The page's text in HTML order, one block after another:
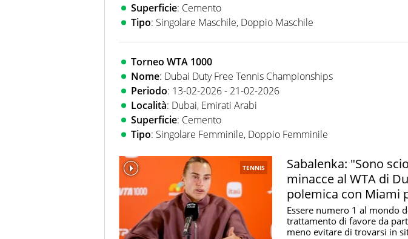
Superficie: Cemento
Tipo: Singolare Maschile, Doppio Maschile
Torneo WTA 1000
Nome: Dubai Duty Free Tennis Championships
Periodo: 13-02-2026 - 21-02-2026
Località: Dubai, Emirati Arabi
Superficie: Cemento
Tipo: Singolare Femminile, Doppio Femminile
TENNIS
Sabalenka: "Sono
minacce al WTA di
polemica con Miami
Alcaraz-Fonseca
Essere numero 1 al mondo
trattamento di favore da
meno evitare di trovarsi in